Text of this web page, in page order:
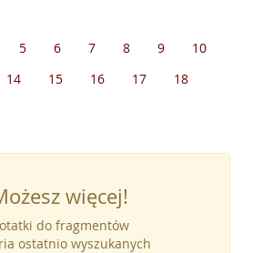
5 6 7 8 9
10
14 15 16 17
18
więcej!
do fragmentów
ostatnio wyszukanych